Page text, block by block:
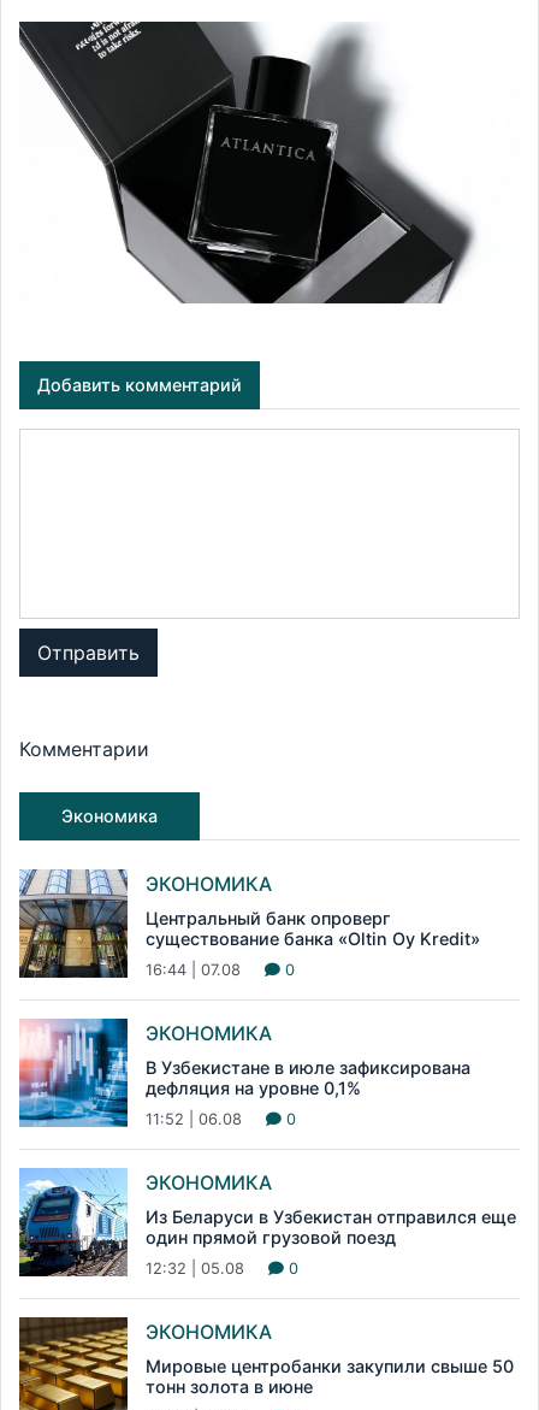
Добавить комментарий
Отправить
Комментарии
Экономика
ЭКОНОМИКА
Центральный банк опроверг
существование банка «Oltin Oy Kredit»
16:44 | 07.08 0
ЭКОНОМИКА
В Узбекистане в июле зафиксирована
дефляция на уровне 0,1%
11:52 | 06.08 0
ЭКОНОМИКА
Из Беларуси в Узбекистан отправился еще
один прямой грузовой поезд
12:32 | 05.08 0
ЭКОНОМИКА
Мировые центробанки закупили свыше 50
тонн золота в июне